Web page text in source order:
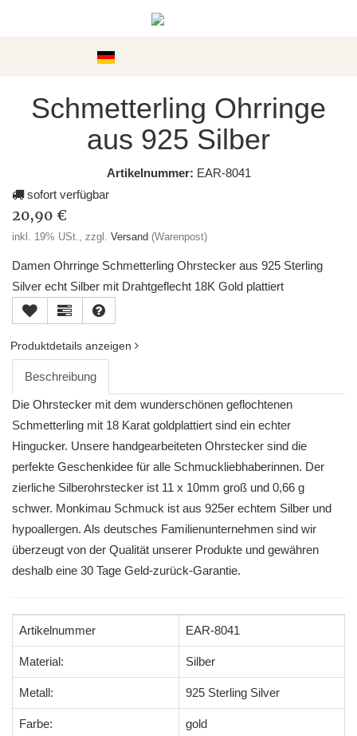
Schmetterling Ohrringe
aus 925 Silber
Artikelnummer: EAR-8041
sofort verfügbar
20,90 €
inkl. 19% USt., zzgl. Versand (Warenpost)
Damen Ohrringe Schmetterling Ohrstecker aus 925 Sterling
Silver echt Silber mit Drahtgeflecht 18K Gold plattiert
Produktdetails anzeigen
Beschreibung
Die Ohrstecker mit dem wunderschönen geflochtenen
Schmetterling mit 18 Karat goldplattiert sind ein echter
Hingucker. Unsere handgearbeiteten Ohrstecker sind die
perfekte Geschenkidee für alle Schmuckliebhaberinnen. Der
zierliche Silberohrstecker ist 11 x 10mm groß und 0,66 g
schwer. Monkimau Schmuck ist aus 925er echtem Silber und
hypoallergen. Als deutsches Familienunternehmen sind wir
überzeugt von der Qualität unserer Produkte und gewähren
deshalb eine 30 Tage Geld-zurück-Garantie.
Artikelnummer EAR-8041
Material: Silber
Metall: 925 Sterling Silver
Farbe: gold